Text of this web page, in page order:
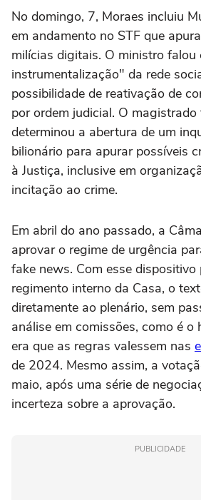
No domingo, 7, Moraes incluiu
em andamento no STF que
milícias digitais. O ministro falou
instrumentalização" da rede
possibilidade de reativação de
por ordem judicial. O magistrado
determinou a abertura de um
bilionário para apurar possíveis
à Justiça, inclusive em
incitação ao crime.
Em abril do ano passado, a
aprovar o regime de urgência
fake news. Com esse dispositivo
regimento interno da Casa, o
diretamente ao plenário, sem
análise em comissões, como é o
era que as regras valessem nas
de 2024. Mesmo assim, a
maio, após uma série de
incerteza sobre a aprovação.
PUBLICIDADE